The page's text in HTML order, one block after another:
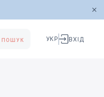
ПОШУК УКР ВХІД